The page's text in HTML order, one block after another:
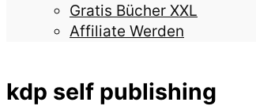
Gratis Bücher XXL
Affiliate Werden
kdp self publishing